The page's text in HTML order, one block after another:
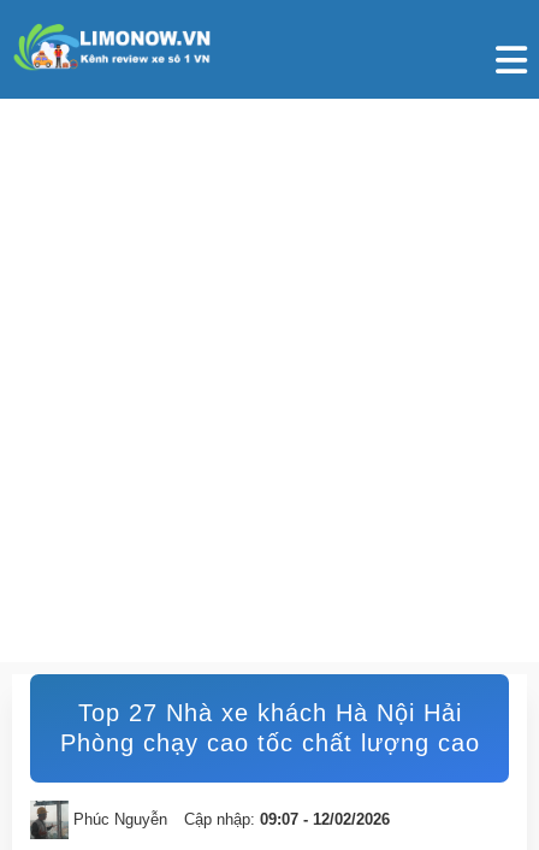
Top 27 Nhà xe khách Hà Nội Hải
Phòng chạy cao tốc chất lượng cao
Phúc Nguyễn Cập nhập: 09:07 - 12/02/2026